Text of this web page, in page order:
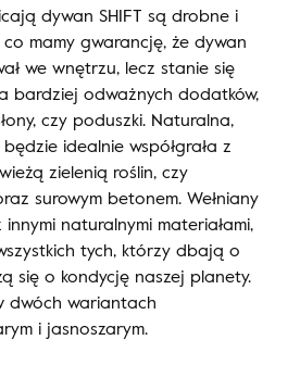
dywan SHIFT są drobne i
mamy gwarancję, że dywan
we wnętrzu, lecz stanie się
bardziej odważnych dodatków,
czy poduszki. Naturalna,
idealnie współgrała z
zielenią roślin, czy
surowym betonem. Wełniany
naturalnymi materiałami,
tych, którzy dbają o
się o kondycję naszej planety.
dwóch wariantach
i jasnoszarym.